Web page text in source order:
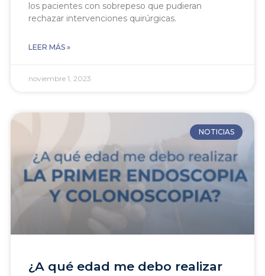
los pacientes con sobrepeso que pudieran
rechazar intervenciones quirúrgicas.
LEER MÁS »
noviembre 1, 2023
NOTICIAS
¿A qué edad me debo realizar